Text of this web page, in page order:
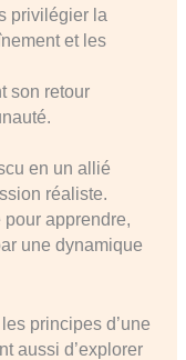
privilégier la
et les
son retour
en un allié
réaliste.
apprendre,
une dynamique
principes d’une
aussi d’explorer